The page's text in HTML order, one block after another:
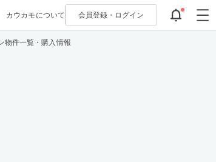
カウカモについて 会員登録・ ログイン
物件一覧・購入情報